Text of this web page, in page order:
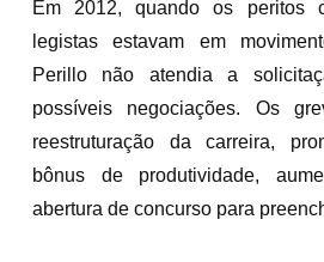
Em 2012, quando os peritos
legistas estavam em
Perillo não atendia a
possíveis negociações. Os
reestruturação da carreira,
bônus de produtividade,
abertura de concurso para